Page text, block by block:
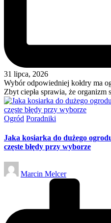
31 lipca, 2026
Wybór odpowiedniej kołdry ma
Zbyt ciepła sprawia, że organizm
Posted
Ogród Poradniki
Jaka kosiarka do dużego
częste błędy przy wyborze
Posted
by
Marcin Melcer